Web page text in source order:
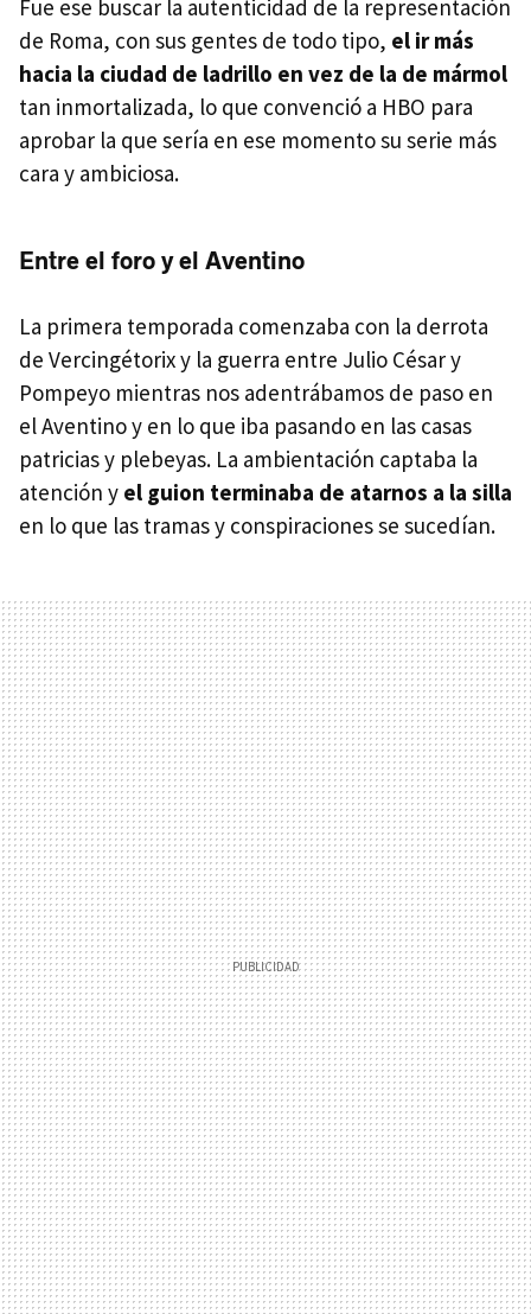
Fue ese buscar la autenticidad de la representación
de Roma, con sus gentes de todo tipo, el ir más
hacia la ciudad de ladrillo en vez de la de mármol
tan inmortalizada, lo que convenció a HBO para
aprobar la que sería en ese momento su serie más
cara y ambiciosa.
Entre el foro y el Aventino
La primera temporada comenzaba con la derrota
de Vercingétorix y la guerra entre Julio César y
Pompeyo mientras nos adentrábamos de paso en
el Aventino y en lo que iba pasando en las casas
patricias y plebeyas. La ambientación captaba la
atención y el guion terminaba de atarnos a la silla
en lo que las tramas y conspiraciones se sucedían.